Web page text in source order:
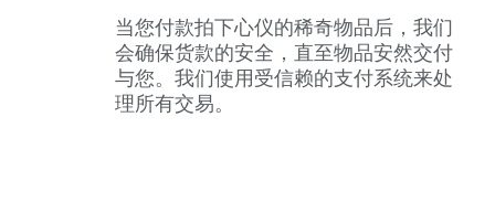
当您付款拍下心仪的稀奇物品后，我们
会确保货款的安全，直至物品安然交付
与您。我们使用受信赖的支付系统来处
理所有交易。